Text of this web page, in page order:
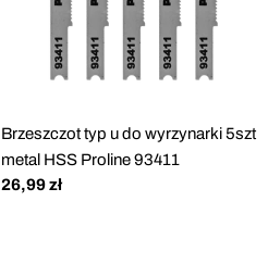
Brzeszczot typ u do wyrzynarki 5szt
metal HSS Proline 93411
Cena
26,99 zł